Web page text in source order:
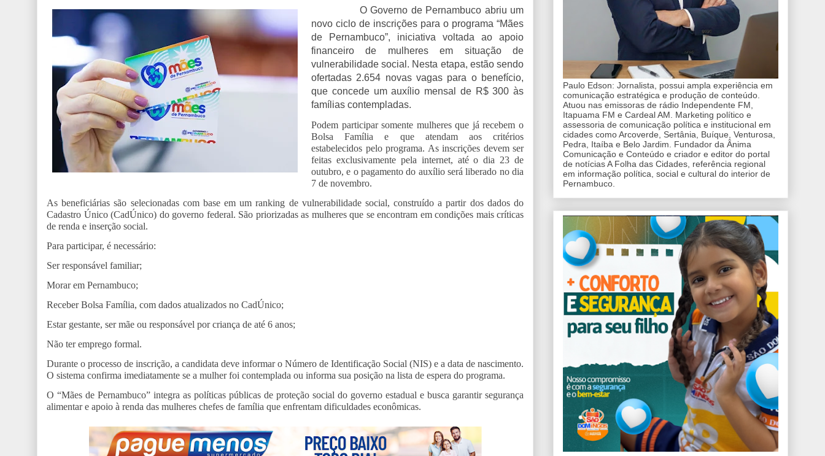
O Governo de Pernambuco abriu um
novo ciclo de inscrições para o programa “Mães
de Pernambuco”, iniciativa voltada ao apoio
financeiro de mulheres em situação de
vulnerabilidade social. Nesta etapa, estão sendo
ofertadas 2.654 novas vagas para o benefício,
que concede um auxílio mensal de R$ 300 às
famílias contempladas.
Podem participar somente mulheres que já recebem o
Bolsa Família e que atendam aos critérios
estabelecidos pelo programa. As inscrições devem ser
feitas exclusivamente pela internet, até o dia 23 de
outubro, e o pagamento do auxílio será liberado no dia
7 de novembro.
As beneficiárias são selecionadas com base em um ranking de vulnerabilidade social, construído a partir dos dados do
Cadastro Único (CadÚnico) do governo federal. São priorizadas as mulheres que se encontram em condições mais críticas
de renda e inserção social.
Para participar, é necessário:
Ser responsável familiar;
Morar em Pernambuco;
Receber Bolsa Família, com dados atualizados no CadÚnico;
Estar gestante, ser mãe ou responsável por criança de até 6 anos;
Não ter emprego formal.
Durante o processo de inscrição, a candidata deve informar o Número de Identificação Social (NIS) e a data de nascimento.
O sistema confirma imediatamente se a mulher foi contemplada ou informa sua posição na lista de espera do programa.
O “Mães de Pernambuco” integra as políticas públicas de proteção social do governo estadual e busca garantir segurança
alimentar e apoio à renda das mulheres chefes de família que enfrentam dificuldades econômicas.
Paulo Edson: Jornalista, possui ampla experiência em
comunicação estratégica e produção de conteúdo.
Atuou nas emissoras de rádio Independente FM,
Itapuama FM e Cardeal AM. Marketing político e
assessoria de comunicação política e institucional em
cidades como Arcoverde, Sertânia, Buíque, Venturosa,
Pedra, Itaíba e Belo Jardim. Fundador da Ânima
Comunicação e Conteúdo e criador e editor do portal
de notícias A Folha das Cidades, referência regional
em informação política, social e cultural do interior de
Pernambuco.